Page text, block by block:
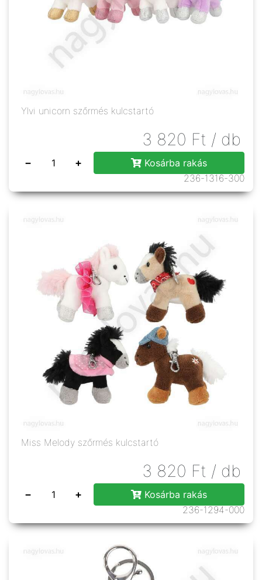
Ylvi unicorn szőrmés kulcstartó
3 820 Ft / db
− +
Kosárba rakás
236-1316-300
Miss Melody szőrmés kulcstartó
3 820 Ft / db
− +
Kosárba rakás
236-1294-000